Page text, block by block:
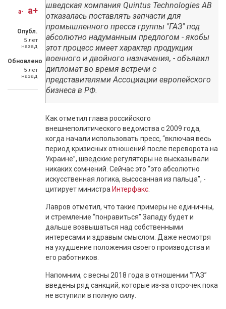
a- a+
Опубл.
5 лет
назад
Обновлено
5 лет
назад
шведская компания Quintus Technologies AB
отказалась поставлять запчасти для
промышленного пресса группы "ГАЗ" под
абсолютно надуманным предлогом - якобы
этот процесс имеет характер продукции
военного и двойного назначения, - объявил
дипломат во время встречи с
представителями Ассоциации европейского
бизнеса в РФ.
Как отметил глава российского
внешнеполитического ведомства с 2009 года,
когда начали использовать пресс, “включая весь
период кризисных отношений после переворота на
Украине”, шведские регуляторы не высказывали
никаких сомнений. Сейчас это “это абсолютно
искусственная логика, высосанная из пальца”, -
цитирует министра Интерфакс
Лавров отметил, что такие примеры не единичны,
и стремление “понравиться” Западу будет и
дальше возвышаться над собственными
интересами и здравым смыслом. Даже несмотря
на ухудшение положения своего производства и
его работников.
Напомним, с весны 2018 года в отношении “ГАЗ”
введены ряд санкций, которые из-за отсрочек пока
не вступили в полную силу.